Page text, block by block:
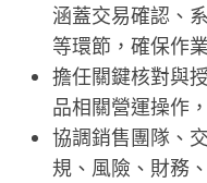
涵蓋交易確認、
等環節，確保作
擔任關鍵核對與
品相關營運操作
協調銷售團隊、
規、風險、財務